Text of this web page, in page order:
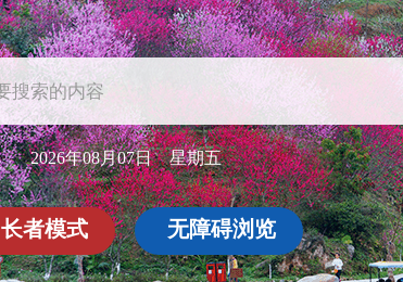
2026年08月07日 星期五
长者模式 无障碍浏览